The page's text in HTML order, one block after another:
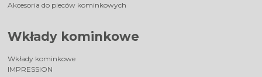
Akcesoria do pieców kominkowych
Wkłady kominkowe
Wkłady kominkowe
IMPRESSION